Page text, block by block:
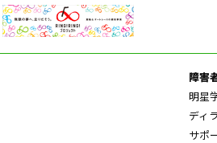
障害
明星
ディ
サポ